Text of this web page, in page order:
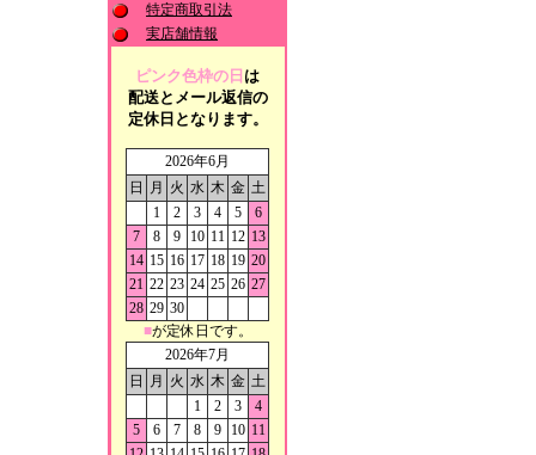
特定商取引法
実店舗情報
ピンク色枠の日 は
配送とメール返信の
定休日となります。
2026年6月
日
月 火 水 木 金 土
1
2 3 4 5
6
7
8 9 10 11 12 13
14 15 16 17 18 19 20
21 22 23 24 25 26 27
28 29 30
■が定休日です。
2026年7月
日
月 火 水 木 金 土
1
2 3
4
5
6 7 8 9 10 11